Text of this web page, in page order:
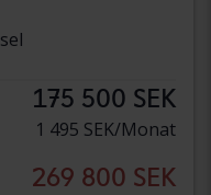
175 500 SEK
1 495 SEK/Monat
269 800 SEK